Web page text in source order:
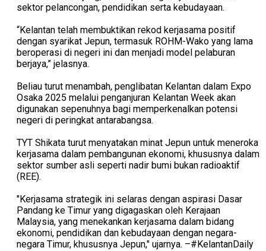
sektor pelancongan, pendidikan serta kebudayaan.
“Kelantan telah membuktikan rekod kerjasama positif
dengan syarikat Jepun, termasuk ROHM-Wako yang lama
beroperasi di negeri ini dan menjadi model pelaburan
berjaya,” jelasnya.
Beliau turut menambah, penglibatan Kelantan dalam Expo
Osaka 2025 melalui penganjuran Kelantan Week akan
digunakan sepenuhnya bagi memperkenalkan potensi
negeri di peringkat antarabangsa.
TYT Shikata turut menyatakan minat Jepun untuk meneroka
kerjasama dalam pembangunan ekonomi, khususnya dalam
sektor sumber asli seperti nadir bumi bukan radioaktif
(REE).
"Kerjasama strategik ini selaras dengan aspirasi Dasar
Pandang ke Timur yang digagaskan oleh Kerajaan
Malaysia, yang menekankan kerjasama dalam bidang
ekonomi, pendidikan dan kebudayaan dengan negara-
negara Timur, khususnya Jepun," ujarnya. –#KelantanDaily